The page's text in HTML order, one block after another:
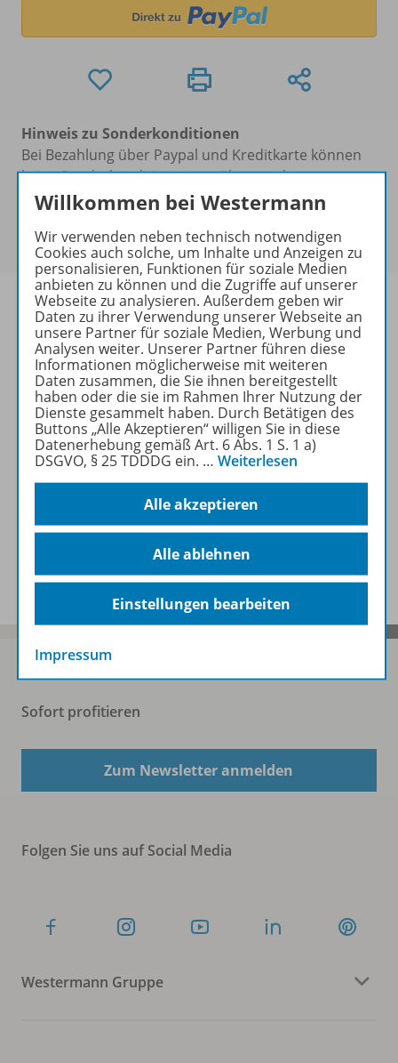
Hinweis zu Sonderkonditionen
Bei Bezahlung über Paypal und Kreditkarte können
keine Sonderkonditionen gewährt werden.
Sie haben ein passendes Spar-Paket?
sich bitte an.
Informationen
Weitere Inhalte der Ausgabe
Ergänzende Materialien
Sofort profitieren
Zum Newsletter anmelden
Folgen Sie uns auf Social Media
Westermann Gruppe
Willkommen bei Westermann
Wir verwenden neben technisch notwendigen
Cookies auch solche, um Inhalte und Anzeigen zu
personalisieren, Funktionen für soziale Medien
anbieten zu können und die Zugriffe auf unserer
Webseite zu analysieren. Außerdem geben wir
Daten zu ihrer Verwendung unserer Webseite an
unsere Partner für soziale Medien, Werbung und
Analysen weiter. Unserer Partner führen diese
Informationen möglicherweise mit weiteren
Daten zusammen, die Sie ihnen bereitgestellt
haben oder die sie im Rahmen Ihrer Nutzung der
Dienste gesammelt haben. Durch Betätigen des
Buttons „Alle Akzeptieren“ willigen Sie in diese
Datenerhebung gemäß Art. 6 Abs. 1 S. 1 a)
DSGVO, § 25 TDDDG ein. … Weiterlesen
Alle akzeptieren
Alle ablehnen
Einstellungen bearbeiten
Impressum